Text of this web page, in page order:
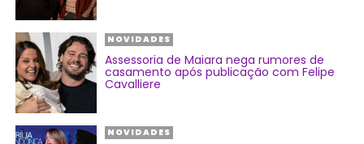
NOVIDADES
Assessoria de Maiara nega rumores de
casamento após publicação com Felipe
Cavalliere
NOVIDADES